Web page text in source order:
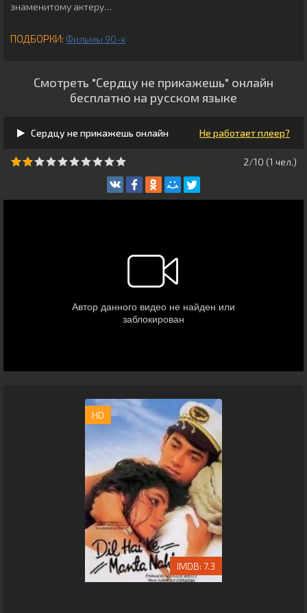
знаменитому актеру…
ПОДБОРКИ: Фильмы 90-х
Смотреть "Сердцу не прикажешь" онлайн
бесплатно на русском языке
Сердцу не прикажешь онлайн Не работает плеер?
2/10 (1 чeл.)
HD
7.3